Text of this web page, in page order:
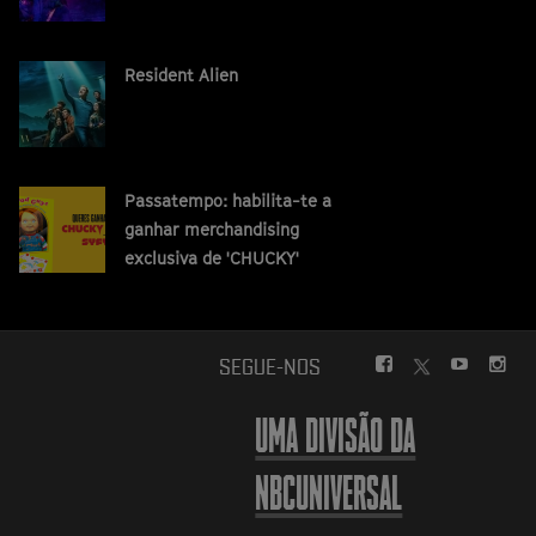
Resident Alien
Passatempo: habilita-te a
ganhar merchandising
exclusiva de 'CHUCKY'
SEGUE-NOS
FACEBOOK
YOUTUBE
UMA DIVISÃO DA
NBCUNIVERSAL